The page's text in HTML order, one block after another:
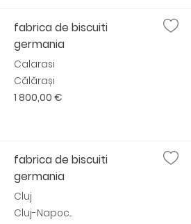
fabrica de biscuiti
germania
Calarasi
Călărași
1 800,00 €
fabrica de biscuiti
germania
Cluj
Cluj-Napoc...